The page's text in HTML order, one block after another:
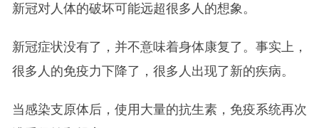
新冠对人体的破坏可能远超很多人的想象。
新冠症状没有了，并不意味着身体康复了。事实上，
很多人的免疫力下降了，很多人出现了新的疾病。
当感染支原体后，使用大量的抗生素，免疫系统再次